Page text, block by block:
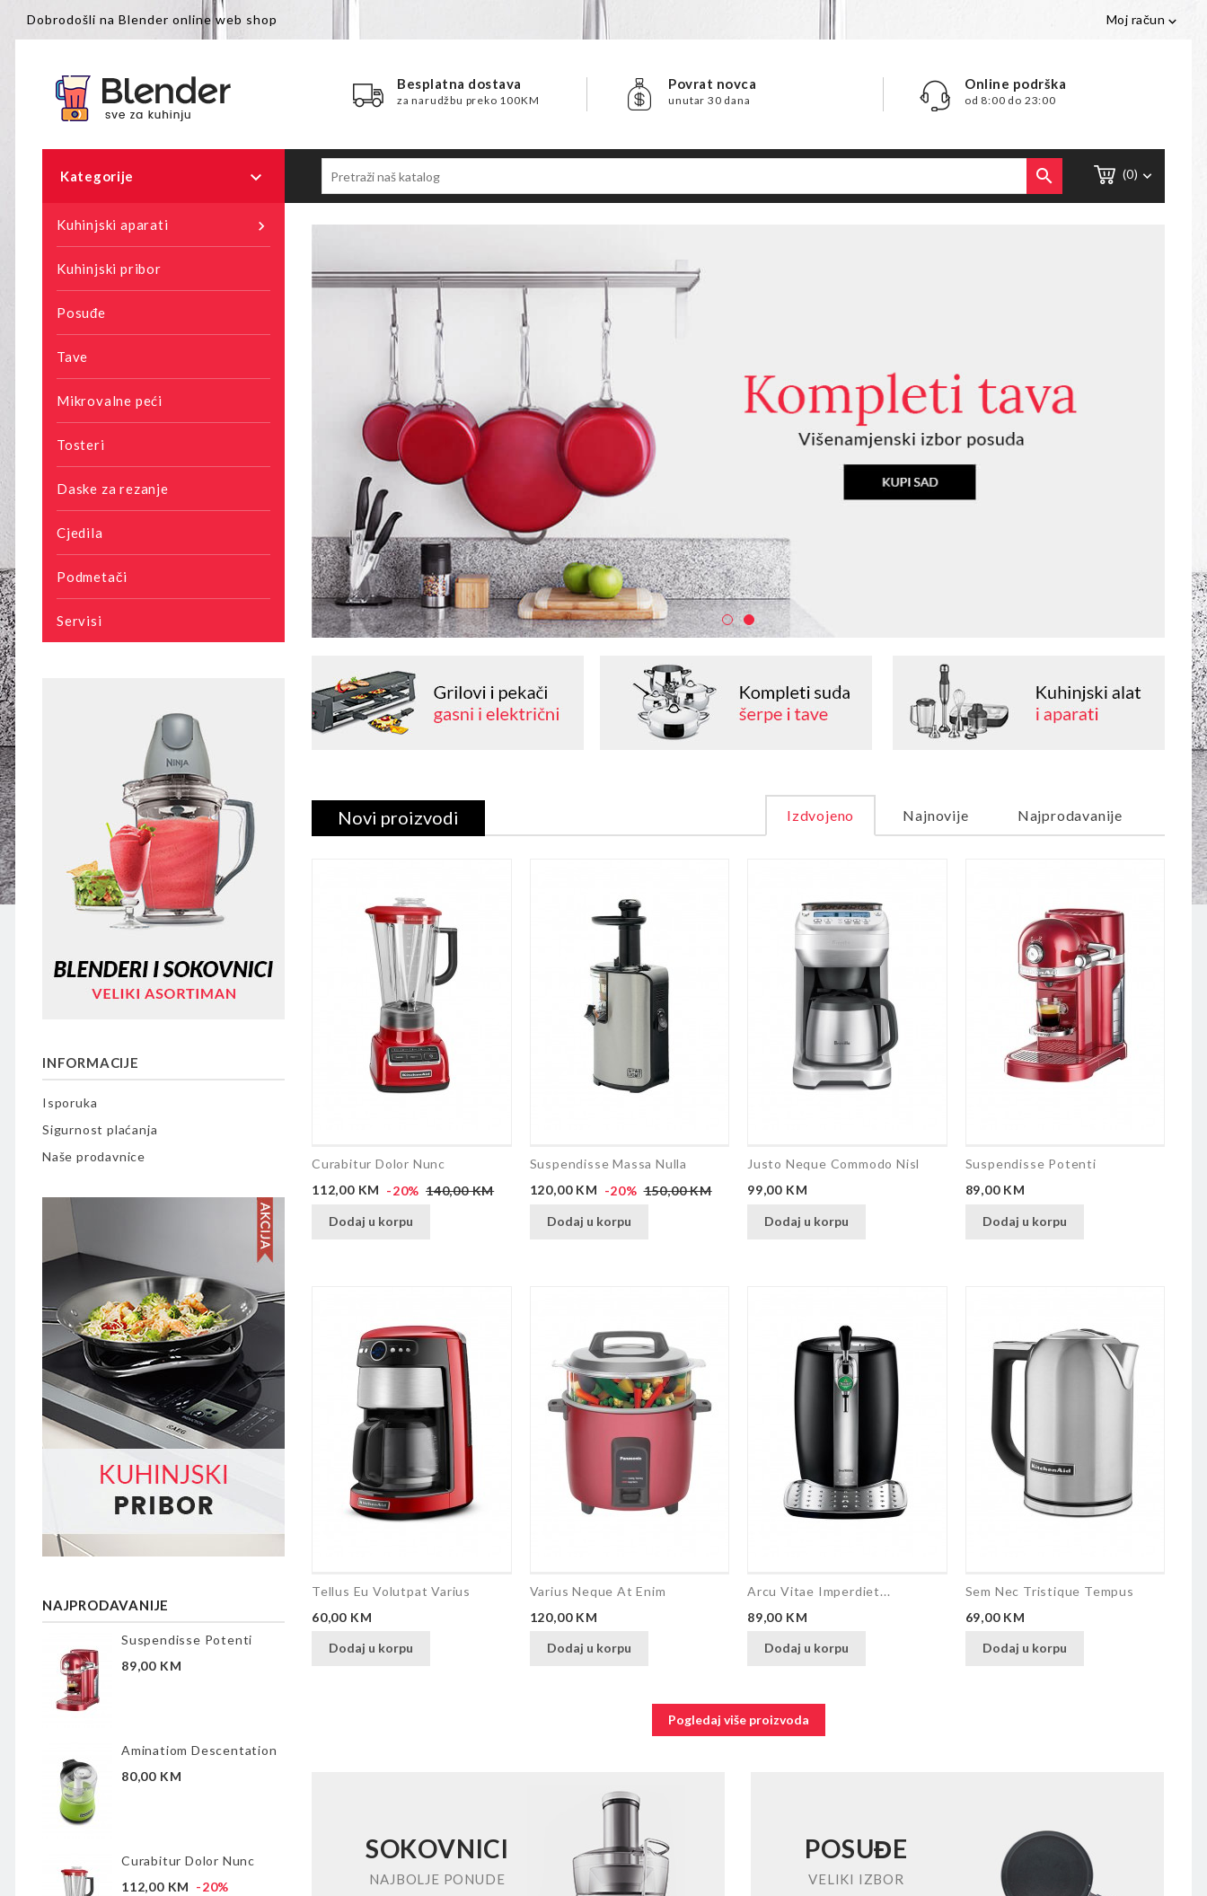
Dobrodošli na Blender online web shop Moj račun 
Besplatna dostava
za narudžbu preko 100KM
Povrat novca
unutar 30 dana
Online podrška
od 8:00 do 23:00
(0) 

Kategorije 

Kuhinjski aparati
Kuhinjski pribor
Posuđe
Tave
Mikrovalne peći
Tosteri
Daske za rezanje
Cjedila
Podmetači
Servisi
INFORMACIJE
Isporuka
Sigurnost plaćanja
Naše prodavnice
NAJPRODAVANIJE
Suspendisse Potenti
89,00 KM
Aminatiom Descentation
80,00 KM
Curabitur Dolor Nunc
112,00 KM -20%
Novi proizvodi Izdvojeno Najnovije Najprodavanije
Curabitur Dolor Nunc
Cijena
112,00 KM -20% Redovna
140,00 KM
Dodaj u korpu
Suspendisse Massa Nulla
Cijena
120,00 KM -20% Redovna
150,00 KM
Dodaj u korpu
Justo Neque Commodo Nisl
Cijena
99,00 KM
Dodaj u korpu
Suspendisse Potenti
Cijena
89,00 KM
Dodaj u korpu
Tellus Eu Volutpat Varius
Cijena
60,00 KM
Dodaj u korpu
Varius Neque At Enim
Cijena
120,00 KM
Dodaj u korpu
Arcu Vitae Imperdiet...
Cijena
89,00 KM
Dodaj u korpu
Sem Nec Tristique Tempus
Cijena
69,00 KM
Dodaj u korpu
Pogledaj više proizvoda
SOKOVNICI
NAJBOLJE PONUDE
POSUĐE
VELIKI IZBOR